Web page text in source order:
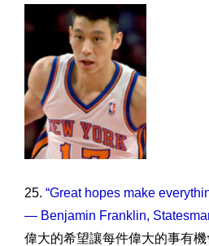
25. “Great hopes make
— Benjamin Franklin,
偉大的希望讓每件偉大的事有機